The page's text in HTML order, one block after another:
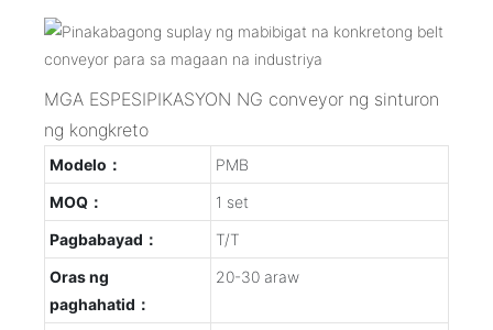
MGA ESPESIPIKASYON NG conveyor ng sinturon
ng kongkreto
Modelo：
PMB
MOQ：
1 set
Pagbabayad：
T/T
Oras ng
paghahatid：
20-30 araw